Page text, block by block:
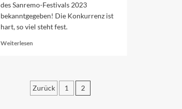
des Sanremo-Festivals 2023
bekanntgegeben! Die Konkurrenz ist
hart, so viel steht fest.
Weiterlesen
Konkurrenz
bei
Zurück 1 2